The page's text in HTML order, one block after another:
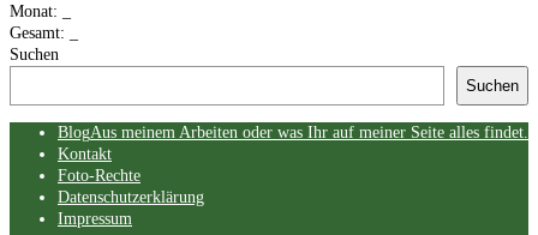
Monat:
Gesamt:
Suchen
Suchen
menu
BlogAus meinem Arbeiten oder was Ihr auf meiner Seite alles findet.
Kontakt
Foto-Rechte
Datenschutzerklärung
Impressum